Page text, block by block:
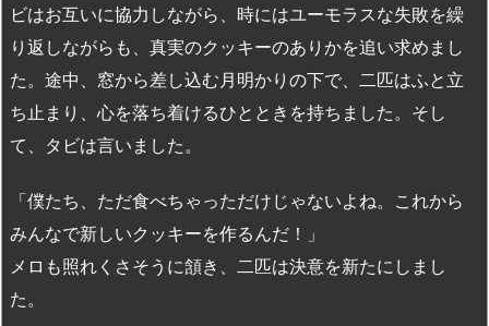
ビはお互いに協力しながら、時にはユーモラスな失敗を繰
り返しながらも、真実のクッキーのありかを追い求めまし
た。途中、窓から差し込む月明かりの下で、二匹はふと立
ち止まり、心を落ち着けるひとときを持ちました。そし
て、タビは言いました。
「僕たち、ただ食べちゃっただけじゃないよね。これから
みんなで新しいクッキーを作るんだ！」
メロも照れくさそうに頷き、二匹は決意を新たにしまし
た。